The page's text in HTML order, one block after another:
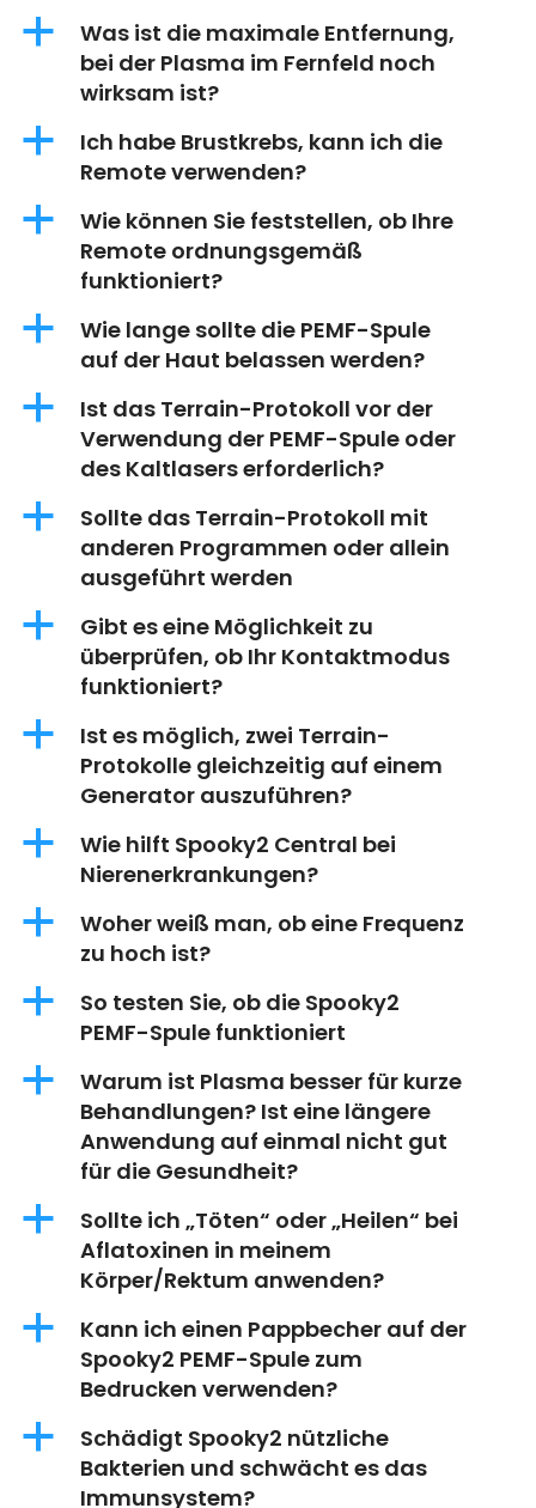
a
Was ist die maximale Entfernung,
bei der Plasma im Fernfeld noch
wirksam ist?
a
Ich habe Brustkrebs, kann ich die
Remote verwenden?
a
Wie können Sie feststellen, ob Ihre
Remote ordnungsgemäß
funktioniert?
a
Wie lange sollte die PEMF-Spule
auf der Haut belassen werden?
a
Ist das Terrain-Protokoll vor der
Verwendung der PEMF-Spule oder
des Kaltlasers erforderlich?
a
Sollte das Terrain-Protokoll mit
anderen Programmen oder allein
ausgeführt werden
a
Gibt es eine Möglichkeit zu
überprüfen, ob Ihr Kontaktmodus
funktioniert?
a
Ist es möglich, zwei Terrain-
Protokolle gleichzeitig auf einem
Generator auszuführen?
a
Wie hilft Spooky2 Central bei
Nierenerkrankungen?
a
Woher weiß man, ob eine Frequenz
zu hoch ist?
a
So testen Sie, ob die Spooky2
PEMF-Spule funktioniert
a
Warum ist Plasma besser für kurze
Behandlungen? Ist eine längere
Anwendung auf einmal nicht gut
für die Gesundheit?
a
Sollte ich „Töten“ oder „Heilen“ bei
Aflatoxinen in meinem
Körper/Rektum anwenden?
a
Kann ich einen Pappbecher auf der
Spooky2 PEMF-Spule zum
Bedrucken verwenden?
a
Schädigt Spooky2 nützliche
Bakterien und schwächt es das
Immunsystem?